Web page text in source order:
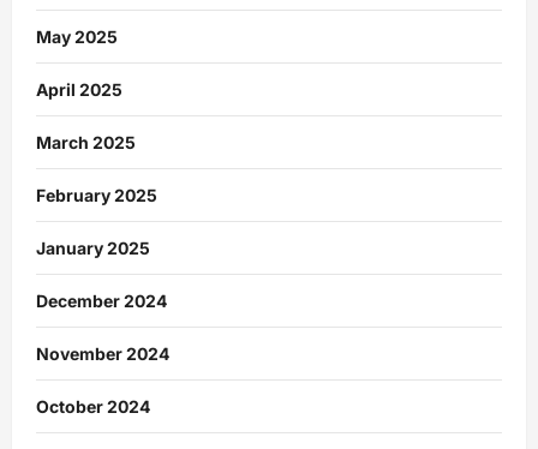
May 2025
April 2025
March 2025
February 2025
January 2025
December 2024
November 2024
October 2024